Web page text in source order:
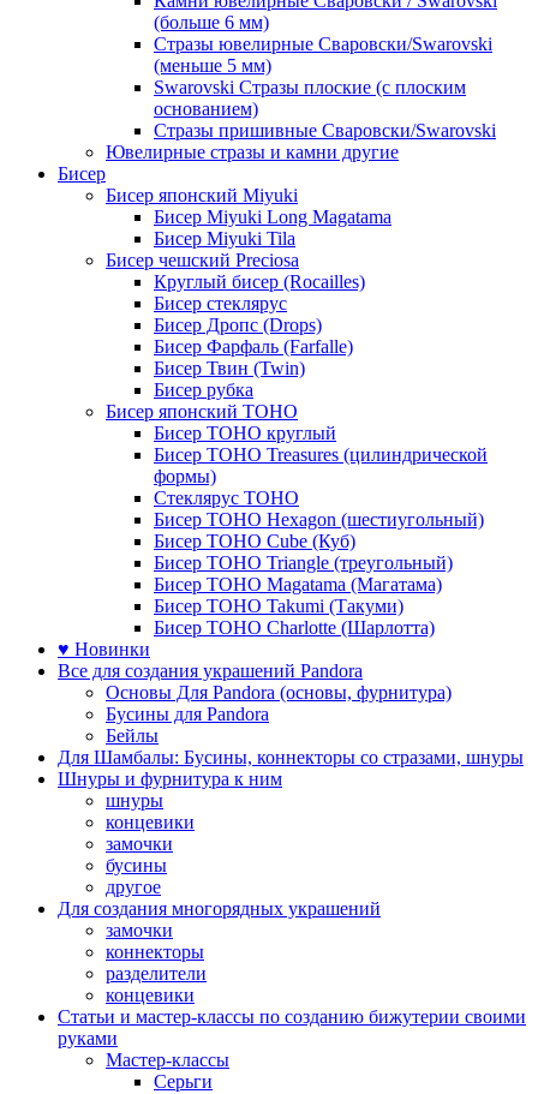
(больше 6 мм)
Стразы ювелирные Сваровски/Swarovski
(меньше 5 мм)
Swarovski Стразы плоские (с плоским
основанием)
Стразы пришивные Сваровски/Swarovski
Ювелирные стразы и камни другие
Бисер
Бисер японский Miyuki
Бисер Miyuki Long Magatama
Бисер Miyuki Tila
Бисер чешский Preciosa
Круглый бисер (Rocailles)
Бисер стеклярус
Бисер Дропс (Drops)
Бисер Фарфаль (Farfalle)
Бисер Твин (Twin)
Бисер рубка
Бисер японский TOHO
Бисер TOHO круглый
Бисер TOHO Treasures (цилиндрической
формы)
Стеклярус TOHO
Бисер TOHO Hexagon (шестиугольный)
Бисер TOHO Cube (Куб)
Бисер TOHO Triangle (треугольный)
Бисер TOHO Magatama (Магатама)
Бисер TOHO Takumi (Такуми)
Бисер TOHO Charlotte (Шарлотта)
♥ Новинки
Все для создания украшений Pandora
Основы Для Pandora (основы, фурнитура)
Бусины для Pandora
Бейлы
Для Шамбалы: Бусины, коннекторы со стразами, шнуры
Шнуры и фурнитура к ним
шнуры
концевики
замочки
бусины
другое
Для создания многорядных украшений
замочки
коннекторы
разделители
концевики
Статьи и мастер-классы по созданию бижутерии своими
руками
Мастер-классы
Серьги